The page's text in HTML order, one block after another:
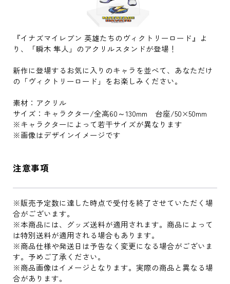
『イナズマイレブン 英雄たちのヴィクトリーロード』よ
り、「瞬木 隼人」のアクリルスタンドが登場！
新作に登場するお気に入りのキャラを並べて、あなただけ
の「ヴィクトリーロード」をお楽しみください。
素材：アクリル
サイズ：キャラクター/全高60～130mm 台座/50×50mm
※キャラクターによって若干サイズが異なります
※画像はデザインイメージです
注意事項
※販売予定数に達した時点で受付を終了させていただく場
合がございます。
※本商品には、グッズ送料が適用されます。商品によって
は特別送料が適用される場合もあります。
※商品仕様や発送日は予告なく変更になる場合がございま
す。予めご了承ください。
※商品画像はイメージとなります。実際の商品と異なる場
合があります。